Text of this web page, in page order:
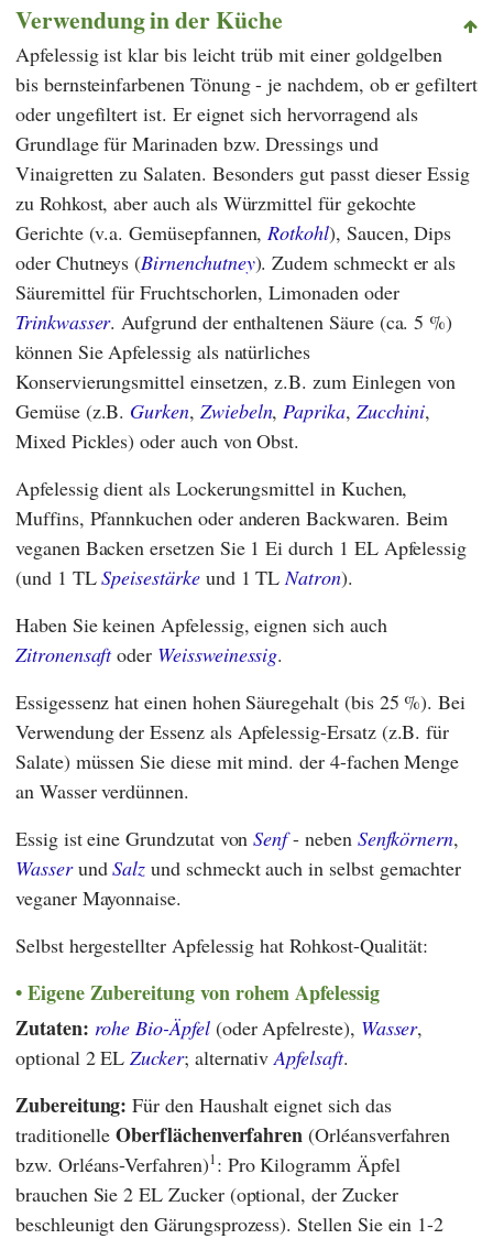
Verwendung in der Küche
Apfelessig ist klar bis leicht trüb mit einer goldgelben
bis bernsteinfarbenen Tönung - je nachdem, ob er gefiltert
oder ungefiltert ist. Er eignet sich hervorragend als
Grundlage für Marinaden bzw. Dressings und
Vinaigretten zu Salaten. Besonders gut passt dieser Essig
zu Rohkost, aber auch als Würzmittel für gekochte
Gerichte (v.a. Gemüsepfannen,Rotkohl), Saucen, Dips
oder Chutneys (Birnenchutney). Zudem schmeckt er als
Säuremittel für Fruchtschorlen, Limonaden oder
Trinkwasser. Aufgrund der enthaltenen Säure (ca. 5 %)
können Sie Apfelessig als natürliches
Konservierungsmittel einsetzen, z.B. zum Einlegen von
Gemüse (z.B. Gurken, Zwiebeln,Paprika, Zucchini,
Mixed Pickles) oder auch von Obst.
Apfelessig dient als Lockerungsmittel in Kuchen,
Muffins, Pfannkuchen oder anderen Backwaren. Beim
veganen Backen ersetzen Sie 1 Ei durch 1 EL Apfelessig
(und 1 TLSpeisestärkeund 1 TLNatron).
Haben Sie keinen Apfelessig, eignen sich auch
Zitronensaftoder Weissweinessig.
Essigessenz hat einen hohen Säuregehalt (bis 25 %). Bei
Verwendung der Essenz als Apfelessig-Ersatz (z.B. für
Salate) müssen Sie diese mit mind. der 4-fachen Menge
an Wasser verdünnen.
Essig ist eine Grundzutat vonSenf- neben Senfkörnern,
WasserundSalz und schmeckt auch in selbst gemachter
veganer Mayonnaise.
Selbst hergestellter Apfelessig hat Rohkost-Qualität:
Eigene Zubereitung von rohem Apfelessig
Zutaten: rohe Bio-Äpfel(oder Apfelreste), Wasser,
optional 2 ELZucker; alternativApfelsaft.
Zubereitung: Für den Haushalt eignet sich das
traditionelleOberflächenverfahren(Orléansverfahren
bzw. Orléans-Verfahren)1: Pro Kilogramm Äpfel
brauchen Sie 2 EL Zucker (optional, der Zucker
beschleunigt den Gärungsprozess). Stellen Sie ein 1-2